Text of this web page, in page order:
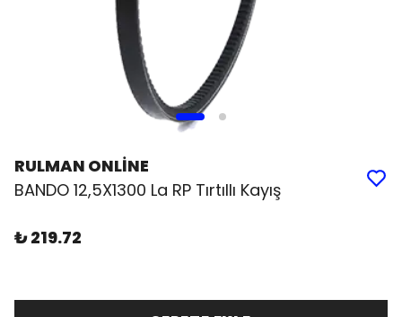
RULMAN ONLİNE
BANDO 12,5X1300 La RP Tırtıllı Kayış
₺ 219.72